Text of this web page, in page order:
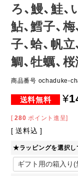
ろ、鰻、鮭
鮎、鱈子、
子、蛤、帆
鯛、牡蠣、
商品番号 ochaduke-
¥
[ 280 ポイント進呈]
送料込
★ラッピングを選択し